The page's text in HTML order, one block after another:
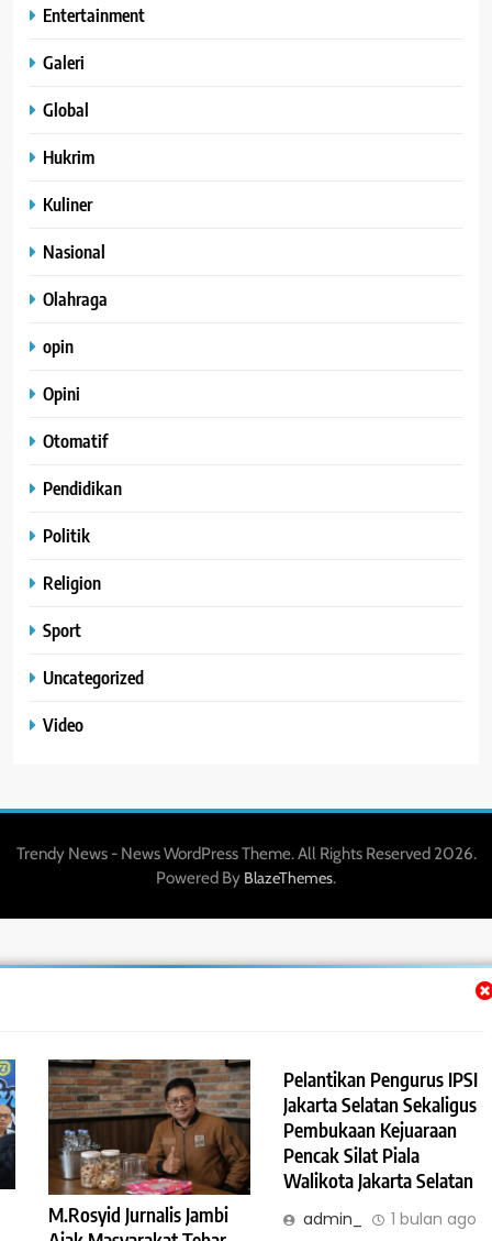
M.Rosyid Jurnalis Jambi
Pelantikan Pengurus IPSI
Jakarta Selatan Sekaligus
Pembukaan Kejuaraan
Pencak Silat Piala
Walikota Jakarta Selatan
admin_ 1 bulan ago
Entertainment
Galeri
Global
Hukrim
Kuliner
Nasional
Olahraga
opin
Opini
Otomatif
Pendidikan
Politik
Religion
Sport
Uncategorized
Video
Trendy News - News WordPress Theme. All Rights Reserved 2026.
Powered By BlazeThemes.